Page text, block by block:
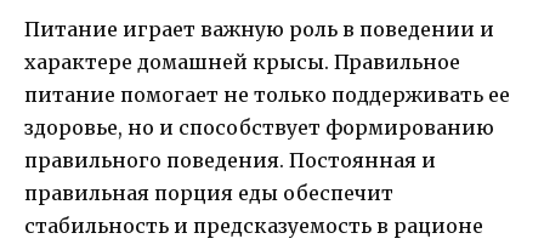
Питание играет важную роль в поведении и
характере домашней крысы. Правильное
питание помогает не только поддерживать ее
здоровье, но и способствует формированию
правильного поведения. Постоянная и
правильная порция еды обеспечит
стабильность и предсказуемость в рационе